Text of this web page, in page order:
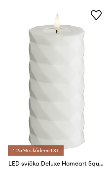
*-25 % s kódem: LST
LED svíčka Deluxe Homeart Square Bloklys 7,5 x 15 cm